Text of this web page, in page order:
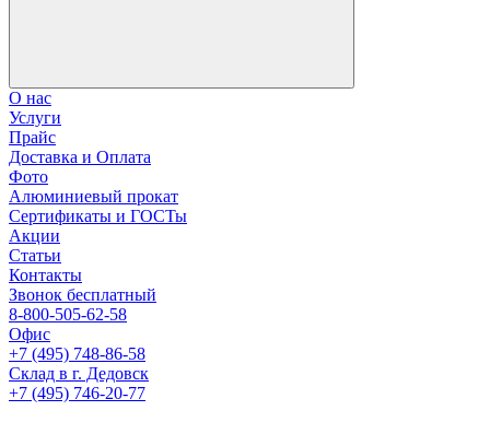
О нас
Услуги
Прайс
Доставка и Оплата
Фото
Алюминиевый прокат
Сертификаты и ГОСТы
Акции
Статьи
Контакты
Звонок бесплатный
8-800-505-62-58
Офис
+7 (495) 748-86-58
Склад в г. Дедовск
+7 (495) 746-20-77